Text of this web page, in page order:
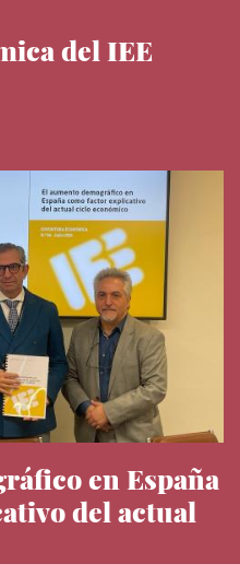
del IEE
en España
del actual